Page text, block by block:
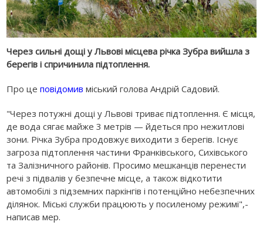
Через сильні дощі у Львові місцева річка Зубра вийшла з
берегів і спричинила підтоплення.
Про цеповідомив міський голова Андрій Садовий.
"Через потужні дощі у Львові триває підтоплення. Є місця,
де вода сягає майже 3 метрів — йдеться про нежитлові
зони. Річка Зубра продовжує виходити з берегів. Існує
загроза підтоплення частини Франківського, Сихівського
та Залізничного районів. Просимо мешканців перенести
речі з підвалів у безпечне місце, а також відкотити
автомобілі з підземних паркінгів і потенційно небезпечних
ділянок. Міські служби працюють у посиленому режимі",-
написав мер.